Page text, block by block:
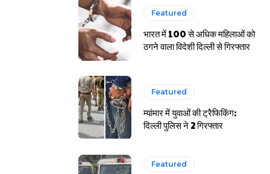
Featured
भारत में 100 से अधिक महिलाओं को
ठगने वाला विदेशी दिल्ली से गिरफ्तार
Featured
म्यांमार में युवाओं की ट्रैफिकिंग:
दिल्ली पुलिस ने 2 गिरफ्तार
Featured